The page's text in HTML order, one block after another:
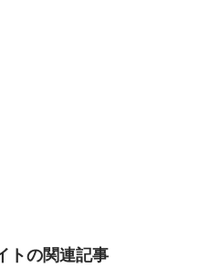
トの関連記事